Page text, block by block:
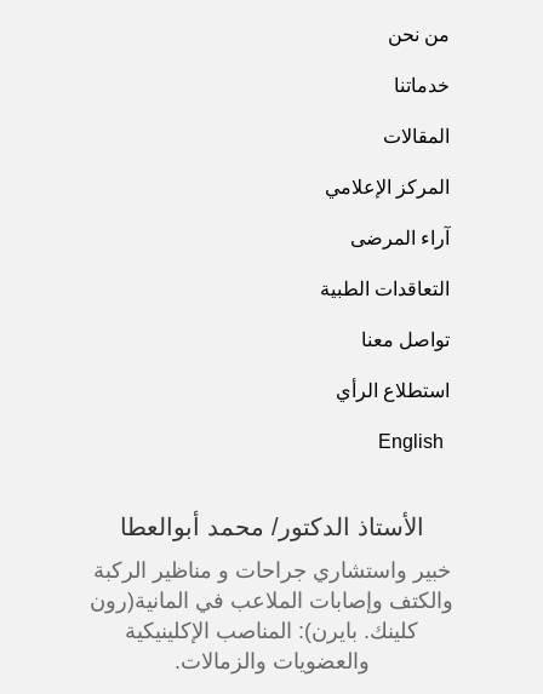
من نحن
خدماتنا
المقالات
المركز الإعلامي
آراء المرضى
التعاقدات الطبية
تواصل معنا
استطلاع الرأي
English
الأستاذ الدكتور/ محمد أبوالعطا
خبير واستشاري جراحات و مناظير الركبة
والكتف وإصابات الملاعب في المانية(رون
كلينك. بايرن): المناصب الإكلينيكية
والعضويات والزمالات.